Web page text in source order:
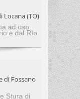
(TO)
ad uso
e dal RIo
di Fossano
Stura di